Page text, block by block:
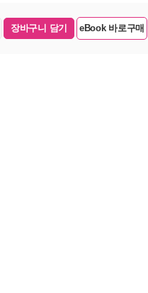
장바구니 담기 eBook 바로구매